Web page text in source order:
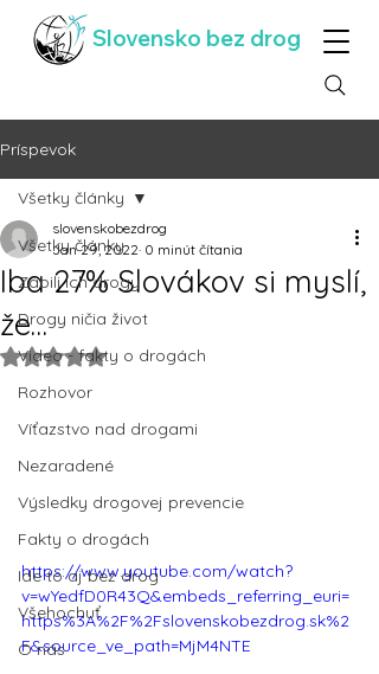
Slovensko bez drog
Príspevok
Všetky články
Zabili ich drogy
Drogy ničia život
Video - fakty o drogách
Rozhovor
Víťazstvo nad drogami
Nezaradené
Výsledky drogovej prevencie
Fakty o drogách
Ide to aj bez drog
Všehochuť
O nás
Všetky články
Iba 27% Slovákov si myslí,
že…
slovenskobezdrog
Jan 29, 2022 0 minút čítania
Hodnotenie NaN z 5 hviezdičiek.
https://www.youtube.com/watch?
v=wYedfD0R43Q&embeds_referring_euri=
https%3A%2F%2Fslovenskobezdrog.sk%2
F&source_ve_path=MjM4NTE